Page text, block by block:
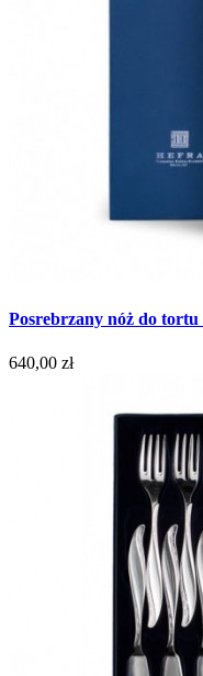
Posrebrzany nóż do
640,00 zł